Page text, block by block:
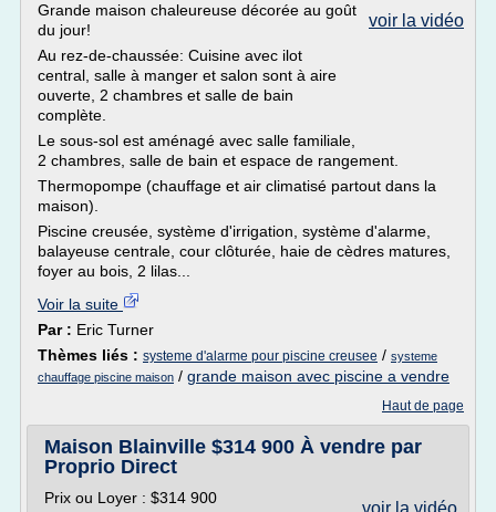
voir la vidéo
Grande maison chaleureuse décorée au goût
du jour!
Au rez-de-chaussée: Cuisine avec ilot
central, salle à manger et salon sont à aire
ouverte, 2 chambres et salle de bain
complète.
Le sous-sol est aménagé avec salle familiale,
2 chambres, salle de bain et espace de rangement.
Thermopompe (chauffage et air climatisé partout dans la
maison).
Piscine creusée, système d'irrigation, système d'alarme,
balayeuse centrale, cour clôturée, haie de cèdres matures,
foyer au bois, 2 lilas...
Voir la suite
Par : Eric Turner
Thèmes liés : systeme d'alarme pour piscine creusee / systeme
chauffage piscine maison / grande maison avec piscine a vendre
Haut de page
Maison Blainville $314 900 À vendre par
Proprio Direct
voir la vidéo
Prix ou Loyer : $314 900